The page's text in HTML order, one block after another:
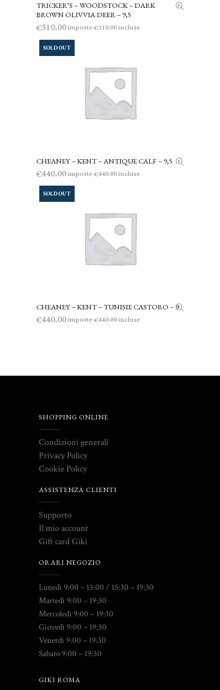
AGGIUNGI AL CARRELLO
TRICKER’S – WOODSTOCK – DARK
BROWN OLIVVIA DEER – 9,5
€510.00imposte€510.00incluse
SOLD OUT
LEGGI TUTTO
CHEANEY – KENT – ANTIQUE CALF – 9,5
€440.00imposte€440.00incluse
SOLD OUT
LEGGI TUTTO
CHEANEY – KENT – TUNISIE CASTORO – 9
€440.00imposte€440.00incluse
SHOPPING ONLINE
Condizioni generali
Privacy Policy
Cookie Policy
ASSISTENZA CLIENTI
Supporto
Il mio account
Gift card Giki
ORARI NEGOZIO
Lunedì 9:00 – 13:00 / 15:30 – 19:30
Martedì 9:00 – 19:30
Mercoledì 9:00 – 19:30
Giovedì 9:00 – 19:30
Venerdì 9:00 – 19:30
Sabato 9:00 – 19:30
GIKI ROMA